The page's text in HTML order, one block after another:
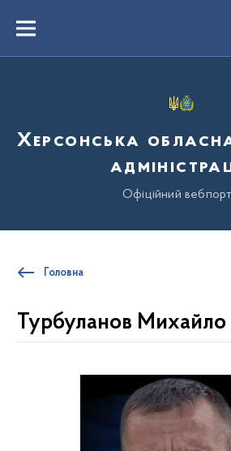
вмістуMenu
Херсонська
Офіційний
Головна
Турбуланов Михайло